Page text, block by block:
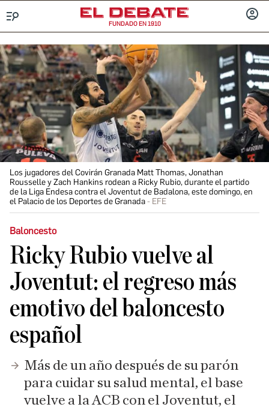
FUNDADO EN 1910
Los jugadores del Covirán Granada Matt Thomas, Jonathan
Rousselle y Zach Hankins rodean a Ricky Rubio, durante el partido
de la Liga Endesa contra el Joventut de Badalona, este domingo, en
el Palacio de los Deportes de Granada
EFE
Baloncesto
Ricky Rubio vuelve al
Joventut: el regreso más
emotivo del baloncesto
español
Más de un año después de su parón
para cuidar su salud mental, el base
vuelve a la ACB con el Joventut, el